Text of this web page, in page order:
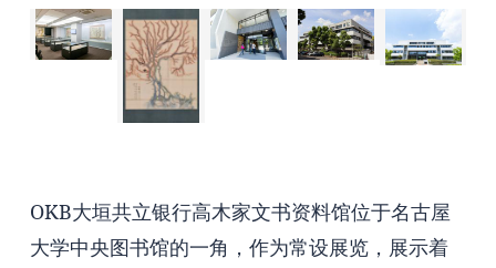
OKB大垣共立银行高木家文书资料馆位于名古屋
大学中央图书馆的一角，作为常设展览，展示着